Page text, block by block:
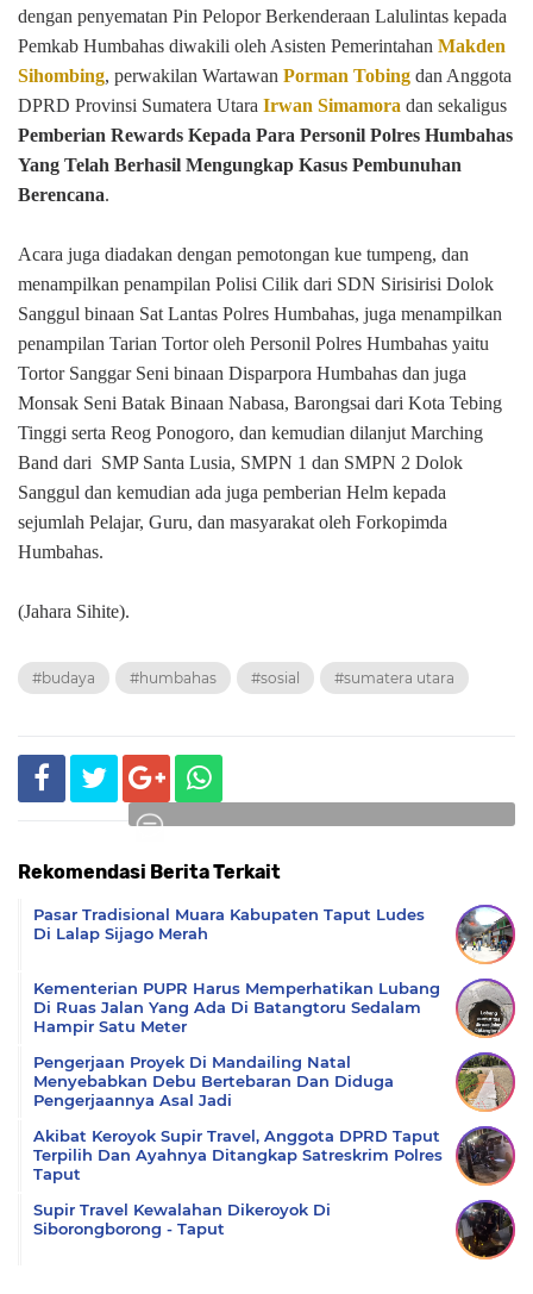
dengan penyematan Pin Pelopor Berkenderaan Lalulintas kepada
Pemkab Humbahas diwakili oleh Asisten Pemerintahan Makden
Sihombing, perwakilan Wartawan Porman Tobing dan Anggota
DPRD Provinsi Sumatera Utara Irwan Simamora dan sekaligus
Pemberian Rewards Kepada Para Personil Polres Humbahas
Yang Telah Berhasil Mengungkap Kasus Pembunuhan
Berencana.
Acara juga diadakan dengan pemotongan kue tumpeng, dan
menampilkan penampilan Polisi Cilik dari SDN Sirisirisi Dolok
Sanggul binaan Sat Lantas Polres Humbahas, juga menampilkan
penampilan Tarian Tortor oleh Personil Polres Humbahas yaitu
Tortor Sanggar Seni binaan Disparpora Humbahas dan juga
Monsak Seni Batak Binaan Nabasa, Barongsai dari Kota Tebing
Tinggi serta Reog Ponogoro, dan kemudian dilanjut Marching
Band dari SMP Santa Lusia, SMPN 1 dan SMPN 2 Dolok
Sanggul dan kemudian ada juga pemberian Helm kepada
sejumlah Pelajar, Guru, dan masyarakat oleh Forkopimda
Humbahas.
(Jahara Sihite).
#budaya #humbahas #sosial #sumatera utara
Rekomendasi Berita Terkait
Pasar Tradisional Muara Kabupaten Taput Ludes
Di Lalap Sijago Merah
Kementerian PUPR Harus Memperhatikan Lubang
Di Ruas Jalan Yang Ada Di Batangtoru Sedalam
Hampir Satu Meter
Pengerjaan Proyek Di Mandailing Natal
Menyebabkan Debu Bertebaran Dan Diduga
Pengerjaannya Asal Jadi
Akibat Keroyok Supir Travel, Anggota DPRD Taput
Terpilih Dan Ayahnya Ditangkap Satreskrim Polres
Taput
Supir Travel Kewalahan Dikeroyok Di
Siborongborong - Taput